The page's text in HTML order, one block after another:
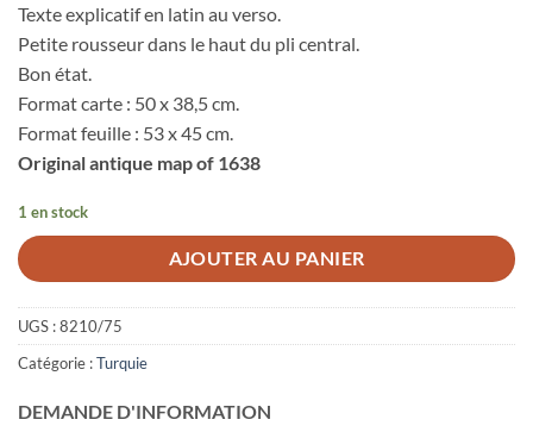
Texte explicatif en latin au verso.
Petite rousseur dans le haut du pli central.
Bon état.
Format carte : 50 x 38,5 cm.
Format feuille : 53 x 45 cm.
Original antique map of 1638
1 en stock
AJOUTER AU PANIER
UGS :8210/75
Catégorie :Turquie
DEMANDE D'INFORMATION